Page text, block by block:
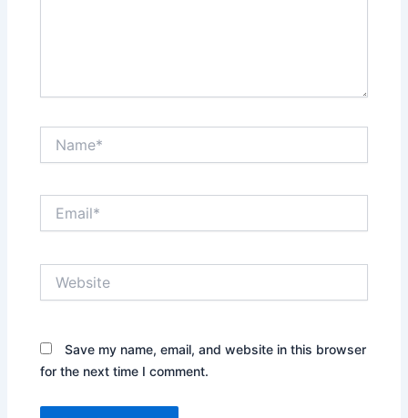
Save my name, email, and website in this browser
for the next time I comment.